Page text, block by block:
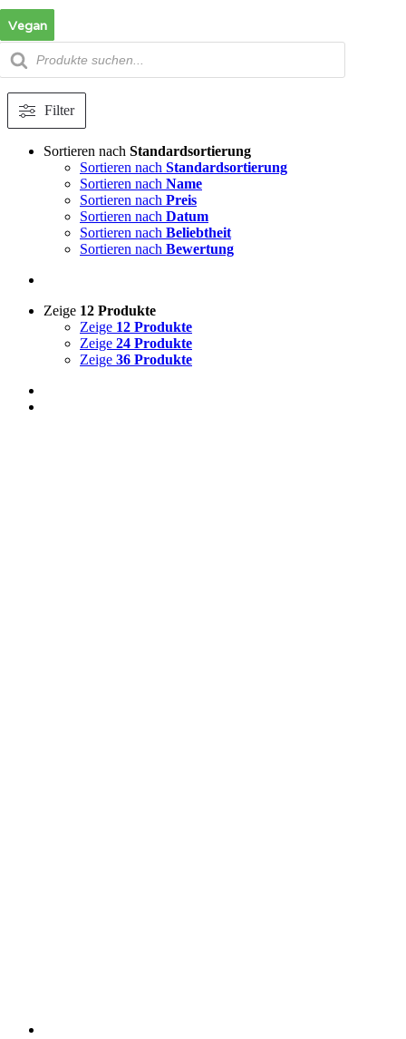
Inhalt
springen
Products
search
Filter
Sortieren nach Standardsortierung
Sortieren nach Standardsortierung
Sortieren nach Name
Sortieren nach Preis
Sortieren nach Datum
Sortieren nach Beliebtheit
Sortieren nach Bewertung
Zeige 12 Produkte
Zeige 12 Produkte
Zeige 24 Produkte
Zeige 36 Produkte
Vegan
Vegan
Vegan
Vegan